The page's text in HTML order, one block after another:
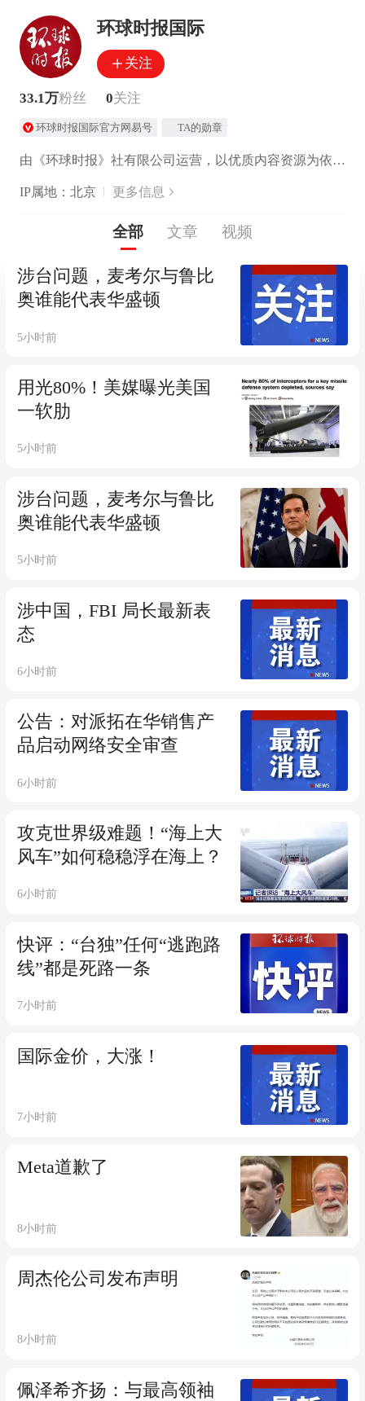
环球时报国际
关注
33.1万粉丝 0关注
环球时报国际官方网易号 TA的勋章
由《环球时报》社有限公司运营，以优质内容资源为依托，报道多元世界，解读复杂中国。
IP属地：北京 更多信息
全部 文章 视频
涉台问题，麦考尔与鲁比
奥谁能代表华盛顿
5小时前
用光80%！美媒曝光美国
一软肋
5小时前
涉台问题，麦考尔与鲁比
奥谁能代表华盛顿
5小时前
涉中国，FBI 局长最新表
态
6小时前
公告：对派拓在华销售产
品启动网络安全审查
6小时前
攻克世界级难题！“海上大
风车”如何稳稳浮在海上？
6小时前
快评：“台独”任何“逃跑路
线”都是死路一条
7小时前
国际金价，大涨！
7小时前
Meta道歉了
8小时前
周杰伦公司发布声明
8小时前
佩泽希齐扬：与最高领袖